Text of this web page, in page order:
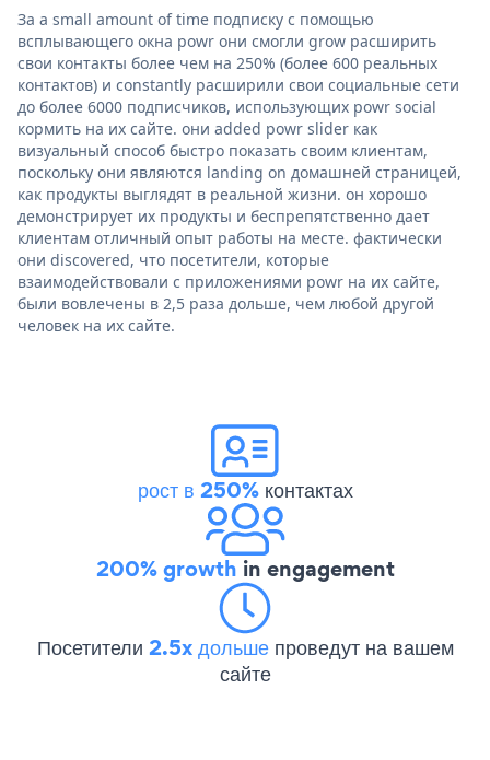
За a small amount of time подписку с помощью
всплывающего окна powr они смогли grow расширить
свои контакты более чем на 250% (более 600 реальных
контактов) и constantly расширили свои социальные сети
до более 6000 подписчиков, использующих powr social
кормить на их сайте. они added powr slider как
визуальный способ быстро показать своим клиентам,
поскольку они являются landing on домашней страницей,
как продукты выглядят в реальной жизни. он хорошо
демонстрирует их продукты и беспрепятственно дает
клиентам отличный опыт работы на месте. фактически
они discovered, что посетители, которые
взаимодействовали с приложениями powr на их сайте,
были вовлечены в 2,5 раза дольше, чем любой другой
человек на их сайте.
рост в 250%контактах
200% growth in engagement
Посетители 2.5x дольше проведут на вашем
сайте